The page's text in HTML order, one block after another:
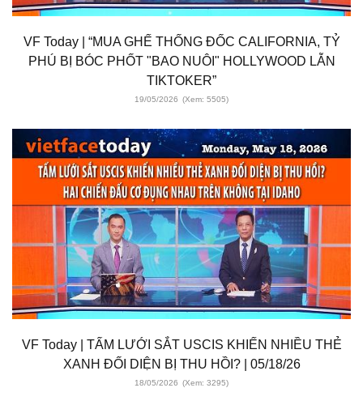
VF Today | “MUA GHẾ THỐNG ĐỐC CALIFORNIA, TỶ
PHÚ BỊ BÓC PHỐT "BAO NUÔI" HOLLYWOOD LẪN
TIKTOKER”
19/05/2026 (Xem: 5505)
VF Today | TẤM LƯỚI SẮT USCIS KHIẾN NHIỀU THẺ
XANH ĐỐI DIỆN BỊ THU HỒI? | 05/18/26
18/05/2026 (Xem: 3295)